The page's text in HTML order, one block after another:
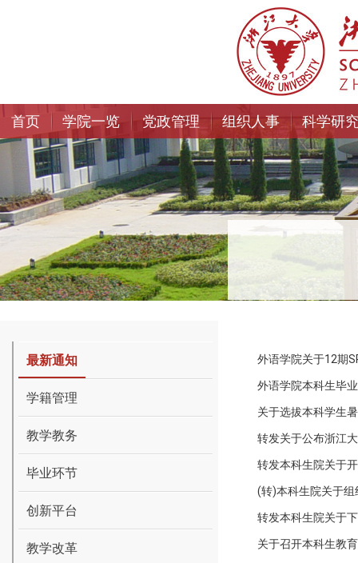
首页 学院一览 党政管理 组织人事 科学研
最新通知
学籍管理
教学教务
毕业环节
创新平台
教学改革
外语学院关于12期
外语学院本科生毕
关于选拔本科学生
转发关于公布浙江
转发本科生院关于
(转)本科生院关于组
转发本科生院关于
关于召开本科生教